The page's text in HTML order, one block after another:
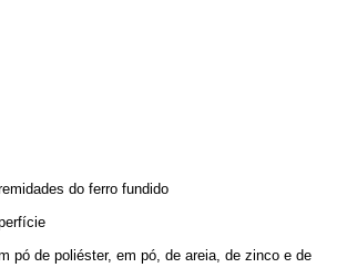
do ferro fundido
pó de poliéster, em pó, de areia, de zinco e de